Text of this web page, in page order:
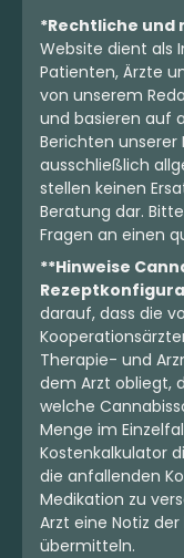
*Rechtliche und
Website dient
Patienten, Ärzte
von unserem
und basieren auf
Berichten unserer
ausschließlich
stellen keinen
Beratung dar.
Fragen an einen
**Hinweise
darauf, dass die
Therapie- und
dem Arzt obliegt,
welche
Menge im
Kostenkalkulator
die anfallenden
Medikation zu
Arzt eine Notiz
übermitteln.